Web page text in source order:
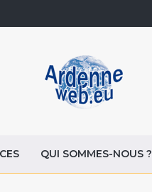
QUI SOMMES-NOUS ?